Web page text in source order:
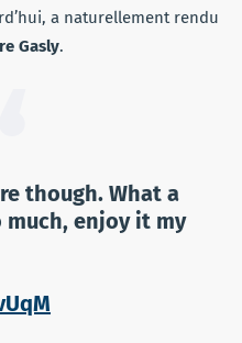
a naturellement rendu
Gasly.
though. What a
much, enjoy it my